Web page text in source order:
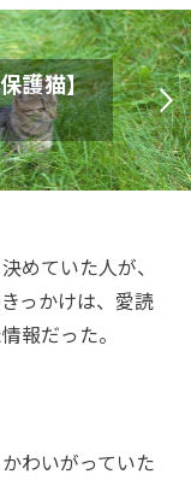
護猫】
めていた人が、
っかけは、愛読
報だった。
わいがっていた